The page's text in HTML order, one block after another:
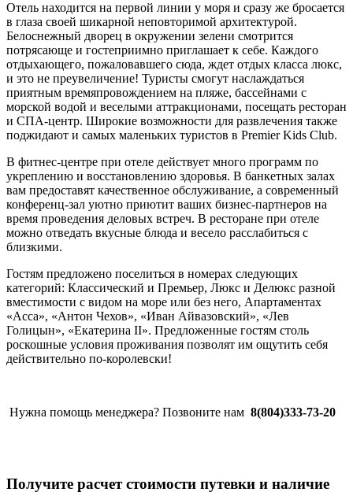
Отель находится на первой линии у моря и сразу же бросается
в глаза своей шикарной неповторимой архитектурой.
Белоснежный дворец в окружении зелени смотрится
потрясающе и гостеприимно приглашает к себе. Каждого
отдыхающего, пожаловавшего сюда, ждет отдых класса люкс,
и это не преувеличение! Туристы смогут наслаждаться
приятным времяпровождением на пляже, бассейнами с
морской водой и веселыми аттракционами, посещать ресторан
и СПА-центр. Широкие возможности для развлечения также
поджидают и самых маленьких туристов в Premier Kids Club.
В фитнес-центре при отеле действует много программ по
укреплению и восстановлению здоровья. В банкетных залах
вам предоставят качественное обслуживание, а современный
конференц-зал уютно приютит ваших бизнес-партнеров на
время проведения деловых встреч. В ресторане при отеле
можно отведать вкусные блюда и весело расслабиться с
близкими.
Гостям предложено поселиться в номерах следующих
категорий: Классический и Премьер, Люкс и Делюкс разной
вместимости с видом на море или без него, Апартаментах
«Асса», «Антон Чехов», «Иван Айвазовский», «Лев
Голицын», «Екатерина II». Предложенные гостям столь
роскошные условия проживания позволят им ощутить себя
действительно по-королевски!
Нужна помощь менеджера? Позвоните нам 8(804)333-73-20
Получите расчет стоимости путевки и наличие